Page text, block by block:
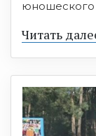
юношеского
Читать